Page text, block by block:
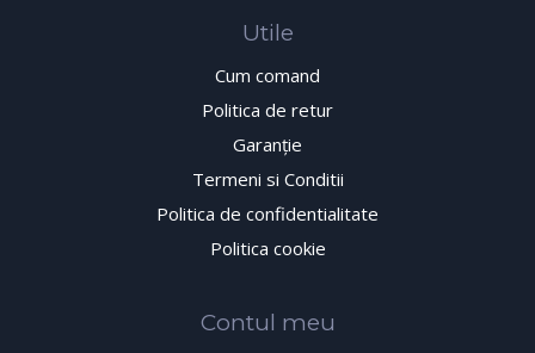
Utile
Cum comand
Politica de retur
Garanţie
Termeni si Conditii
Politica de confidentialitate
Politica cookie
Contul meu